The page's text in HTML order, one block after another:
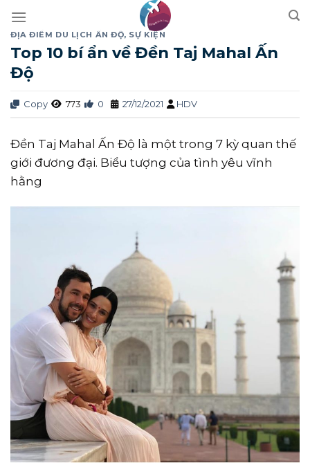
content
ĐỊA ĐIỂM DU LỊCH ẤN ĐỘ, SỰ KIỆN
Top 10 bí ẩn về Đền Taj Mahal Ấn
Độ
Copy 773 0 27/12/2021 HDV
Đền Taj Mahal Ấn Độ là một trong 7 kỳ quan thế
giới đương đại. Biểu tượng của tình yêu vĩnh
hằng